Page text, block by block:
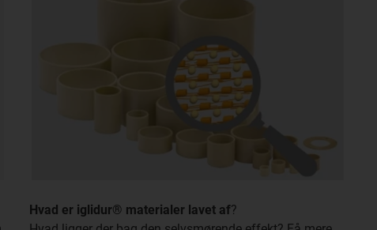
Hvad er iglidur® materialer lavet af?